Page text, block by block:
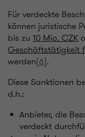
Für verdeckte
können juristische
bis zu 10 Mio. CZK
Geschäftstätigkeit
werden[6].
Diese Sanktionen
d.h.:
Anbieter, die
verdeckt